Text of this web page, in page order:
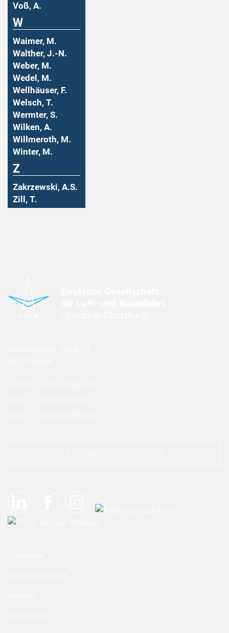
Voß, A.
W
Waimer, M.
Walther, J.-N.
Weber, M.
Wedel, M.
Wellhäuser, F.
Welsch, T.
Wermter, S.
Wilken, A.
Willmeroth, M.
Winter, M.
Z
Zakrzewski, A.S.
Zill, T.